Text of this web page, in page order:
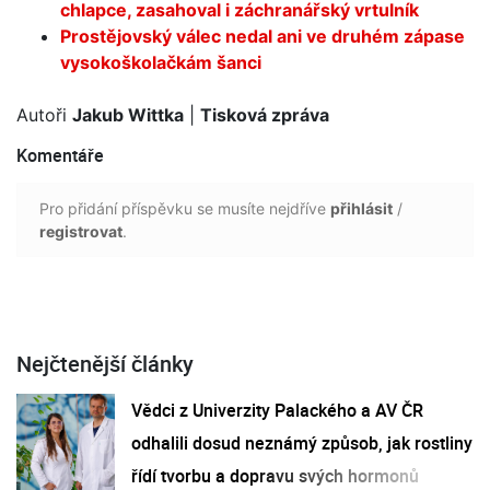
chlapce, zasahoval i záchranářský vrtulník
Prostějovský válec nedal ani ve druhém zápase
vysokoškolačkám šanci
Autoři Jakub Wittka Tisková zpráva
Komentáře
Pro přidání příspěvku se musíte nejdříve přihlásit /
registrovat.
Nejčtenější články
Vědci z Univerzity Palackého a AV ČR
odhalili dosud neznámý způsob, jak rostliny
řídí tvorbu a dopravu svých hormonů